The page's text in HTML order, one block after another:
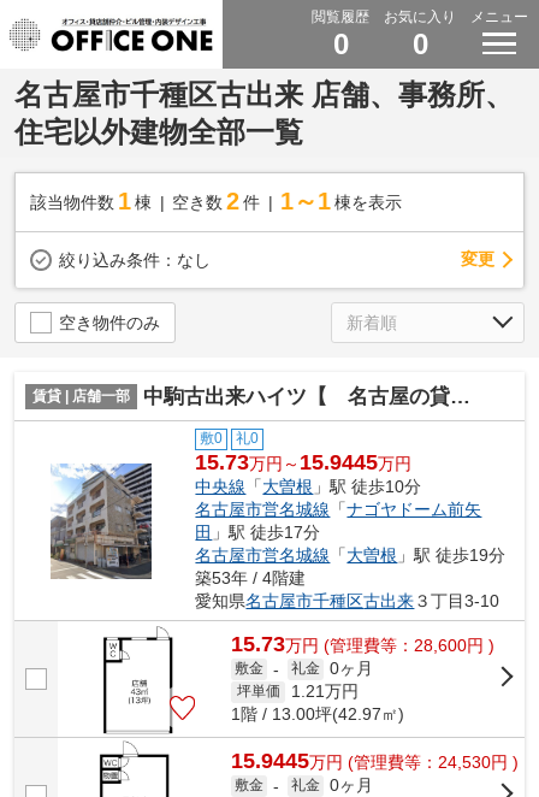
閲覧履歴
0
お気に入り
0
メニュー
名古屋市千種区古出来 店舗、事務所、
住宅以外建物全部一覧
該当物件数 1棟 空き数 2 件 1～1 棟を表示
絞り込み条件： なし 変更
空き物件のみ
賃貸 | 店舗一部 中駒古出来ハイツ【 名古屋の貸事務所・貸オフィス 】
敷0 礼0
15.73万円～ 15.9445万円
中央線 「大曽根 」駅 徒歩10分
名古屋市営名城線 「ナゴヤドーム前矢
田 」駅 徒歩17分
名古屋市営名城線 「大曽根 」駅 徒歩19分
築53年 / 4階建
愛知県名古屋市千種区古出来３丁目3-10
15.73万円 (管理費等：28,600円 )
敷金 - 礼金 0ヶ月
坪単価 1.21万円
1階 / 13.00坪(42.97㎡)
15.9445万円 (管理費等：24,530円 )
敷金 - 礼金 0ヶ月